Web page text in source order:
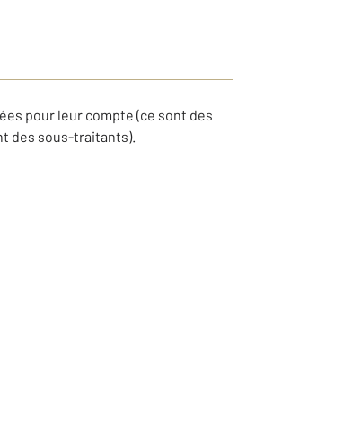
pour leur compte (ce sont des
des sous-traitants).